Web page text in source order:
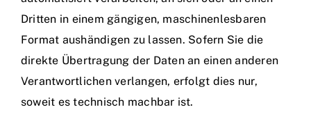
Dritten in einem gängigen, maschinenlesbaren
Format aushändigen zu lassen. Sofern Sie die
direkte Übertragung der Daten an einen anderen
Verantwortlichen verlangen, erfolgt dies nur,
soweit es technisch machbar ist.